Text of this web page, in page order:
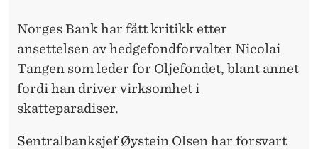
Norges Bank har fått kritikk etter
ansettelsen av hedgefondforvalter Nicolai
Tangen som leder for Oljefondet, blant annet
fordi han driver virksomhet i
skatteparadiser.
Sentralbanksjef Øystein Olsen har forsvart